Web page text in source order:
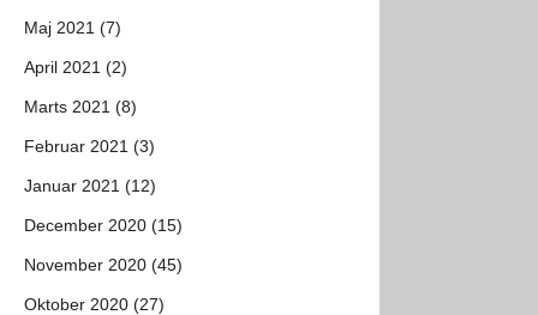
Maj 2021 (7)
April 2021 (2)
Marts 2021 (8)
Februar 2021 (3)
Januar 2021 (12)
December 2020 (15)
November 2020 (45)
Oktober 2020 (27)